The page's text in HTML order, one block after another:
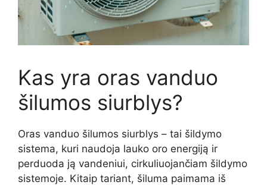
Kas yra oras vanduo
šilumos siurblys?
Oras vanduo šilumos siurblys – tai šildymo
sistema, kuri naudoja lauko oro energiją ir
perduoda ją vandeniui, cirkuliuojančiam šildymo
sistemoje. Kitaip tariant, šiluma paimama iš